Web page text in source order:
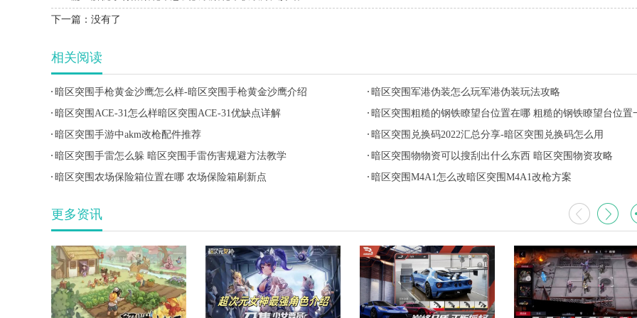
下一篇： 没有了
相关阅读
暗区突围手枪黄金沙鹰怎么样-暗区突围手枪黄金沙鹰介绍
暗区突围军港伪装怎么玩军港伪装玩法攻略
暗区突围ACE-31怎么样暗区突围ACE-31优缺点详解
暗区突围粗糙的钢铁瞭望台位置在哪 粗糙的钢铁瞭望台位置
览
暗区突围手游中akm改枪配件推荐
暗区突围兑换码2022汇总分享-暗区突围兑换码怎么用
暗区突围手雷怎么躲 暗区突围手雷伤害规避方法教学
暗区突围物物资可以搜刮出什么东西 暗区突围物资攻略
暗区突围农场保险箱位置在哪 农场保险箱刷新点
暗区突围M4A1怎么改暗区突围M4A1改枪方案
更多资讯